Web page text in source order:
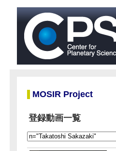
MOSIR Project
登録動画一覧